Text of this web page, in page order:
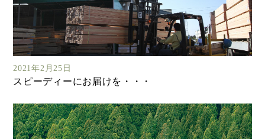
2021年2月25日
スピーディーにお届けを・・・